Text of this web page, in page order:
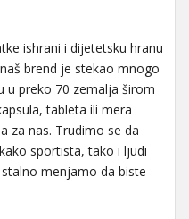
ishrani i dijetetsku hranu
brend je stekao mnogo
u preko 70 zemalja širom
tableta ili mera
za nas. Trudimo se da
sportista, tako i ljudi
menjamo da biste